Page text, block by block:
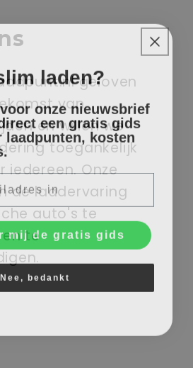
geloven
van
en willen we
toegankelijk
iedereen. Onze
de laadervaring
auto's te
te
laden?
onze nieuwsbrief
een gratis gids
laadpunten, kosten
mij de gratis gids
Nee, bedankt